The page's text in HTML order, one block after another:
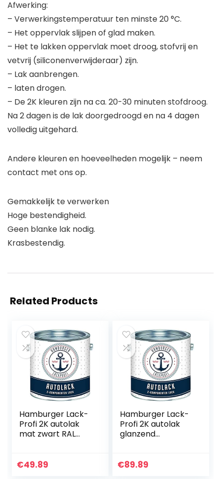
Afwerking:
– Verwerkingstemperatuur ten minste 20 °C.
– Het oppervlak slijpen of glad maken.
– Het te lakken oppervlak moet droog, stofvrij en
vetvrij (siliconenverwijderaar) zijn.
– Lak aanbrengen.
– laten drogen.
– De 2K kleuren zijn na ca. 20-30 minuten stofdroog.
Na 2 dagen is de lak doorgedroogd en na 4 dagen
volledig uitgehard.
Andere kleuren en hoeveelheden mogelijk – neem
contact met ons op.
Gemakkelijk te verwerken
Hoge bestendigheid.
Geen blanke lak nodig.
Krasbestendig.
Related Products
Hamburger Lack-
Profi 2K autolak
mat zwart RAL
dekkend –
€49.89
Hamburger Lack-
Profi 2K autolak
glanzend
toplak – zeer
€89.89